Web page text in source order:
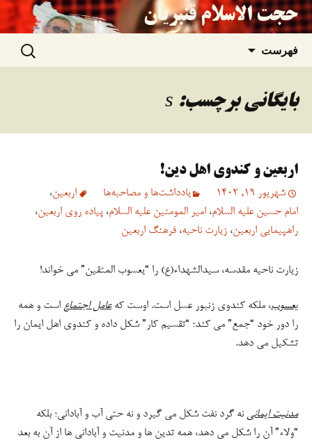
حجت الاسلام قنبریان
فهرست
نوشته‌ها
جستجو
برای:
بایگانی برچسب: s
اربعین و کندوی اهل دین!
شهریور 19, 1402 یادداشت‌ها و مصاحبه‌ها اربعین،
امام حسین علیه السلام، امیر المومنین علیه السلام، پیاده روی اربعین،
راهپیمایی اربعین، زیارت ناحیه، فرهنگ اربعین
زیارت ناحیه مقدسه، سیدالشهداء(ع) را “یعسوب المتقین” می خواند!
یعسوب، ملکه کندوی زنبور عسل است. اوست کهعامل اجتماع است و همه
را دور خود “جمع” می کند؛ “تقسیم کار” شکل داده و کندوی اهل ایمان را
تشکیل می دهد.
مدنیت ایمانی نه گرد نفت شکل می گیرد و نه حتی آب و آبادانی؛ بلکه
“ولاء” آن را شکل می دهد، همه تدین ها و مدنیت و آبادانی ها از آن به بعد